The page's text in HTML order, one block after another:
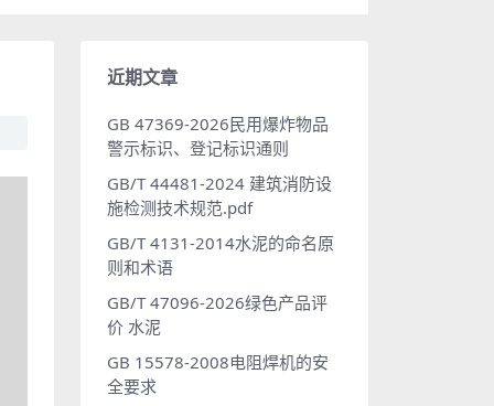
近期文章
GB 47369-2026民用爆炸物品
警示标识、登记标识通则
GB/T 44481-2024 建筑消防设
施检测技术规范.pdf
GB/T 4131-2014水泥的命名原
则和术语
GB/T 47096-2026绿色产品评
价 水泥
GB 15578-2008电阻焊机的安
全要求